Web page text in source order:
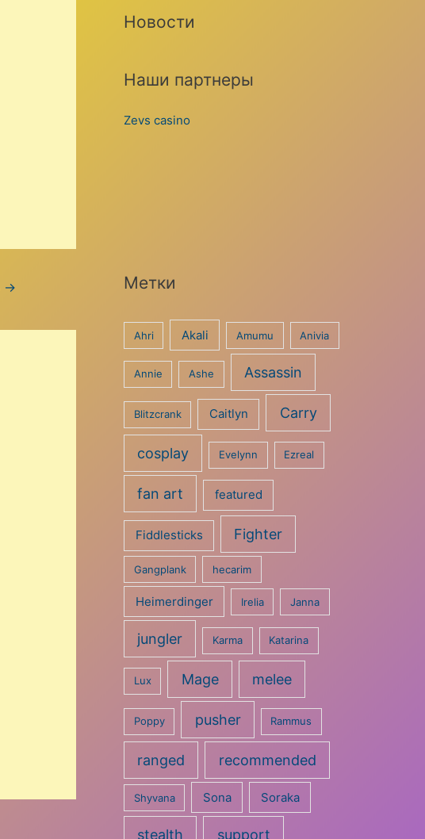
→
Новости
Наши партнеры
Zevs casino
Метки
Ahri Akali Amumu Anivia
Annie Ashe Assassin
Blitzcrank Caitlyn Carry
cosplay Evelynn Ezreal
fan art featured
Fiddlesticks Fighter
Gangplank hecarim
Heimerdinger Irelia Janna
jungler Karma Katarina
Lux Mage melee
Poppy pusher Rammus
ranged recommended
Shyvana Sona Soraka
stealth support